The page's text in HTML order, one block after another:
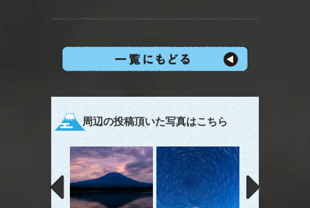
周辺の投稿頂いた写真はこちら